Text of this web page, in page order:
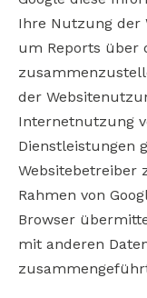
Ihre Nutzung der
um Reports über
der
Internetnutzung
Dienstleistungen
Websitebetreiber
Rahmen von
Browser
mit anderen